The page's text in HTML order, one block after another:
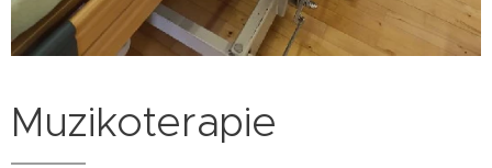
Muzikoterapie